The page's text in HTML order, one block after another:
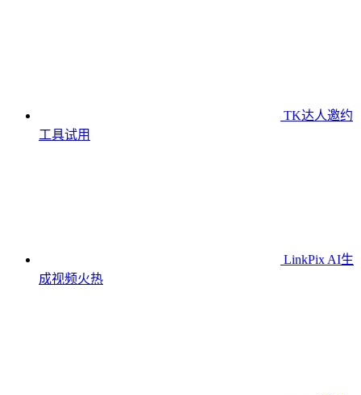
TK达人邀约
工具试用
LinkPix AI生
成视频火热